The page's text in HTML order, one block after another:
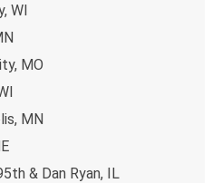
WI
MO
MN
& Dan Ryan, IL